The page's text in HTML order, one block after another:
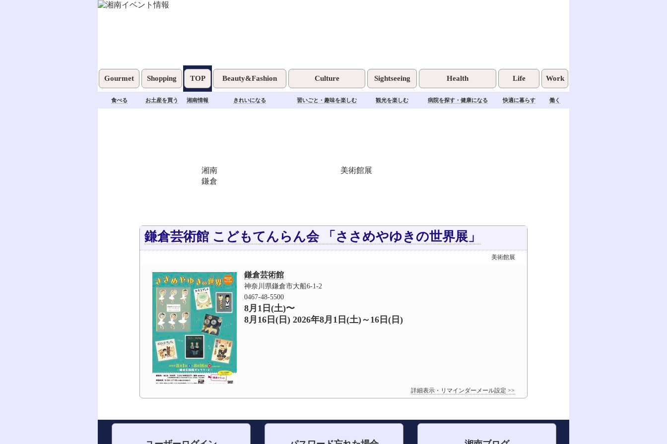
Gourmet Shopping TOP Beauty&Fashion Culture Sightseeing Health Life Work
食べる お土産を買う 湘南情報 きれいになる 習いごと・趣味を楽しむ 観光を楽しむ 病院を探す・健康になる 快適に暮らす 働く
湘南
鎌倉
美術館展
鎌倉芸術館 こどもてんらん会 「ささめやゆきの世界展」
美術館展
鎌倉芸術館
神奈川県鎌倉市大船6-1-2
0467-48-5500
8月1日(土)〜
8月16日(日) 2026年8月1日(土)～16日(日)
詳細表示・リマインダーメール設定 >>